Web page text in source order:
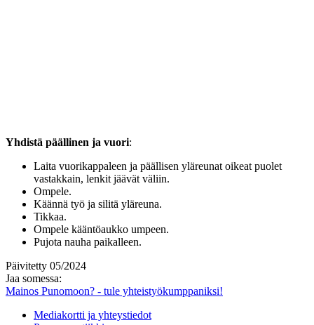
Yhdistä päällinen ja vuori:
Laita vuorikappaleen ja päällisen yläreunat oikeat puolet
vastakkain, lenkit jäävät väliin.
Ompele.
Käännä työ ja silitä yläreuna.
Tikkaa.
Ompele kääntöaukko umpeen.
Pujota nauha paikalleen.
Päivitetty 05/2024
Jaa somessa:
Mainos Punomoon? - tule yhteistyökumppaniksi!
Mediakortti ja yhteystiedot